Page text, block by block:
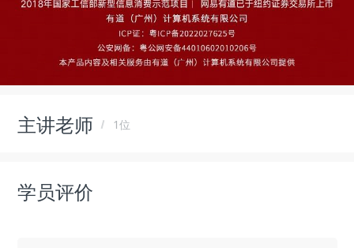
主讲老师 1位
学员评价